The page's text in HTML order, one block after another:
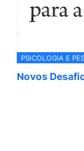
PSICOLOGIA E
Novos